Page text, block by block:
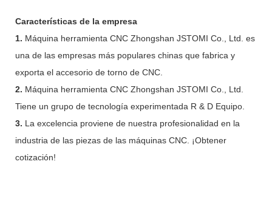
Características de la empresa
1. Máquina herramienta CNC Zhongshan JSTOMI Co., Ltd. es
una de las empresas más populares chinas que fabrica y
exporta el accesorio de torno de CNC.
2. Máquina herramienta CNC Zhongshan JSTOMI Co., Ltd.
Tiene un grupo de tecnología experimentada R & D Equipo.
3. La excelencia proviene de nuestra profesionalidad en la
industria de las piezas de las máquinas CNC. ¡Obtener
cotización!